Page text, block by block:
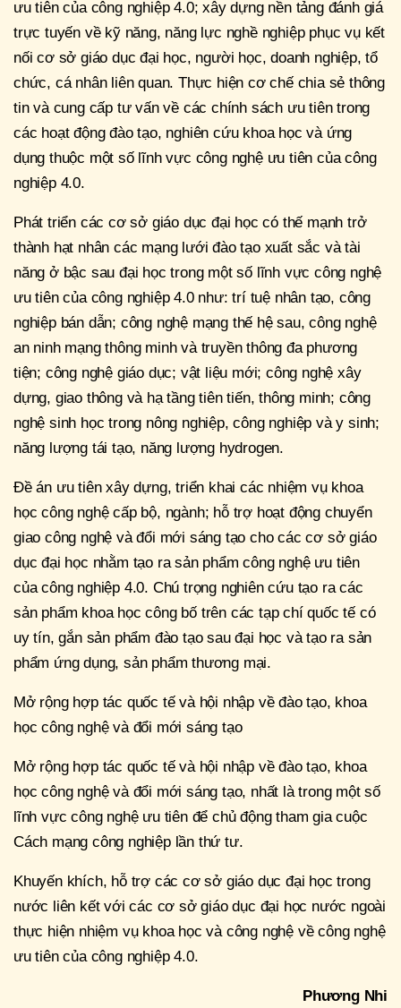
ưu tiên của công nghiệp 4.0; xây dựng nền tảng đánh giá
trực tuyến về kỹ năng, năng lực nghề nghiệp phục vụ kết
nối cơ sở giáo dục đại học, người học, doanh nghiệp, tổ
chức, cá nhân liên quan. Thực hiện cơ chế chia sẻ thông
tin và cung cấp tư vấn về các chính sách ưu tiên trong
các hoạt động đào tạo, nghiên cứu khoa học và ứng
dụng thuộc một số lĩnh vực công nghệ ưu tiên của công
nghiệp 4.0.
Phát triển các cơ sở giáo dục đại học có thế mạnh trở
thành hạt nhân các mạng lưới đào tạo xuất sắc và tài
năng ở bậc sau đại học trong một số lĩnh vực công nghệ
ưu tiên của công nghiệp 4.0 như: trí tuệ nhân tạo, công
nghiệp bán dẫn; công nghệ mạng thế hệ sau, công nghệ
an ninh mạng thông minh và truyền thông đa phương
tiện; công nghệ giáo dục; vật liệu mới; công nghệ xây
dựng, giao thông và hạ tầng tiên tiến, thông minh; công
nghệ sinh học trong nông nghiệp, công nghiệp và y sinh;
năng lượng tái tạo, năng lượng hydrogen.
Đề án ưu tiên xây dựng, triển khai các nhiệm vụ khoa
học công nghệ cấp bộ, ngành; hỗ trợ hoạt động chuyển
giao công nghệ và đổi mới sáng tạo cho các cơ sở giáo
dục đại học nhằm tạo ra sản phẩm công nghệ ưu tiên
của công nghiệp 4.0. Chú trọng nghiên cứu tạo ra các
sản phẩm khoa học công bố trên các tạp chí quốc tế có
uy tín, gắn sản phẩm đào tạo sau đại học và tạo ra sản
phẩm ứng dụng, sản phẩm thương mại.
Mở rộng hợp tác quốc tế và hội nhập về đào tạo, khoa
học công nghệ và đổi mới sáng tạo
Mở rộng hợp tác quốc tế và hội nhập về đào tạo, khoa
học công nghệ và đổi mới sáng tạo, nhất là trong một số
lĩnh vực công nghệ ưu tiên để chủ động tham gia cuộc
Cách mạng công nghiệp lần thứ tư.
Khuyến khích, hỗ trợ các cơ sở giáo dục đại học trong
nước liên kết với các cơ sở giáo dục đại học nước ngoài
thực hiện nhiệm vụ khoa học và công nghệ về công nghệ
ưu tiên của công nghiệp 4.0.
Phương Nhi